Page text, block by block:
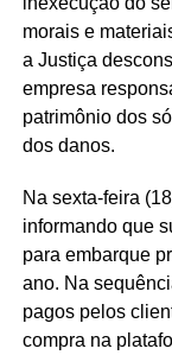
morais e
a Justiça
empresa
patrimônio dos
dos danos.
Na sexta-feira
informando que
para embarque
ano. Na
pagos pelos
compra na